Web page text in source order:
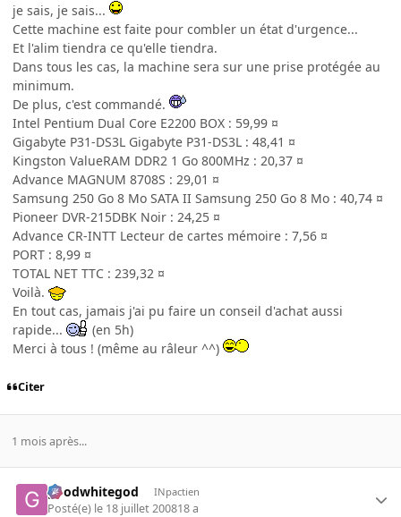
je sais, je sais...
Cette machine est faite pour combler un état d'urgence...
Et l'alim tiendra ce qu'elle tiendra.
Dans tous les cas, la machine sera sur une prise protégée au
minimum.
De plus, c'est commandé.
Intel Pentium Dual Core E2200 BOX : 59,99 ¤
Gigabyte P31-DS3L Gigabyte P31-DS3L : 48,41 ¤
Kingston ValueRAM DDR2 1 Go 800MHz : 20,37 ¤
Advance MAGNUM 8708S : 29,01 ¤
Samsung 250 Go 8 Mo SATA II Samsung 250 Go 8 Mo : 40,74 ¤
Pioneer DVR-215DBK Noir : 24,25 ¤
Advance CR-INTT Lecteur de cartes mémoire : 7,56 ¤
PORT : 8,99 ¤
TOTAL NET TTC : 239,32 ¤
Voilà.
En tout cas, jamais j'ai pu faire un conseil d'achat aussi
rapide...
(en 5h)
Merci à tous ! (même au râleur ^^)
Citer
1 mois après...
goodwhitegod INpactien
Posté(e) le 18 juillet 200818 a